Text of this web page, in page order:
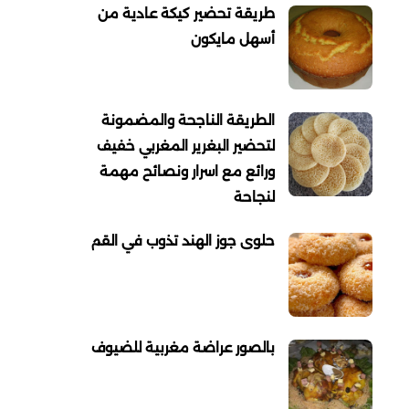
طريقة تحضير كيكة عادية من
أسهل مايكون
الطريقة الناجحة والمضمونة
لتحضير البغرير المغربي خفيف
ورائع مع اسرار ونصائح مهمة
لنجاحة
حلوى جوز الهند تذوب في القم
بالصور عراضة مغربية للضيوف